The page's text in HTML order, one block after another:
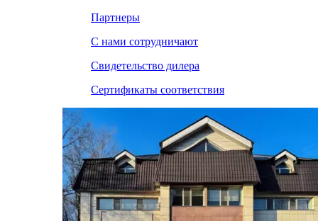
Партнеры
С нами сотрудничают
Свидетельство дилера
Сертификаты соответствия